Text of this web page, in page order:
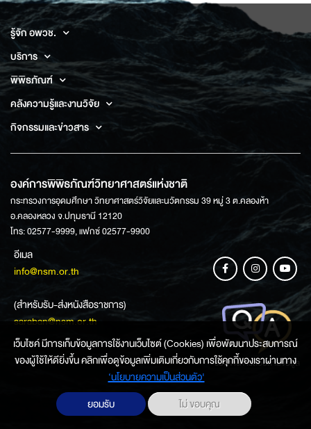
รู้จัก อพวช.
บริการ
พิพิธภัณฑ์
คลังความรู้และงานวิจัย
กิจกรรมและข่าวสาร
องค์การพิพิธภัณฑ์วิทยาศาสตร์แห่งชาติ
กระทรวงการอุดมศึกษา วิทยาศาสตร์วิจัยและนวัตกรรม 39 หมู่ 3 ต.คลองห้า
อ.คลองหลวง จ.ปทุมธานี 12120
โทร: 02577-9999, แฟกซ์ 02577-9900
อีเมล
info@nsm.or.th
(สำหรับรับ-ส่งหนังสือราชการ)
saraban@nsm.or.th
ช่องทางการสอบถามข้อมูล
เว็บไซค์ มีการเก็บข้อมูลการใช้งานเว็บไซต์ (Cookies) เพื่อพัฒนาประสบการณ์
ของผู้ใช้ให้ดียิ่งขึ้น คลิกเพื่อดูข้อมูลเพิ่มเติมเกี่ยวกับการใช้คุกกี้ของเราผ่านทาง
‘นโยบายความเป็นส่วนตัว'
ยอมรับ
ไม่ ขอบคุณ